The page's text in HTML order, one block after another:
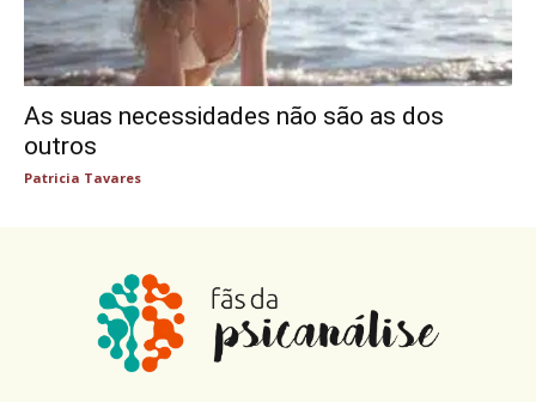
As suas necessidades não são as dos
outros
Patricia Tavares